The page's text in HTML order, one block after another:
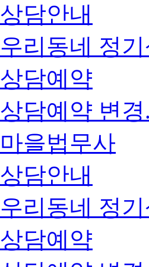
상담안내
우리동네 정
상담예약
상담예약 변
마을법무사
상담안내
우리동네 정
상담예약